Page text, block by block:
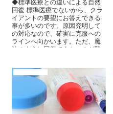
回復 標準医療でないから、クラ
イアントの要望にお答えできる
事が多いのです。原因究明して
の対応なので、確実に克服への
ラインへ向かいます。ただ、魔
法のように回復できないのが難
て進みますので、再発が起きな
いのです。